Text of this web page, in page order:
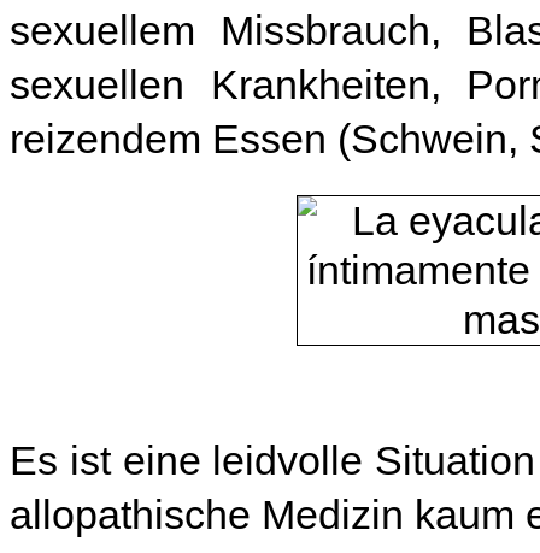
sexuellem Missbrauch,
sexuellen Krankheiten,
reizendem Essen (Schwein,
Es ist eine leidvolle
allopathische Medizin kaum